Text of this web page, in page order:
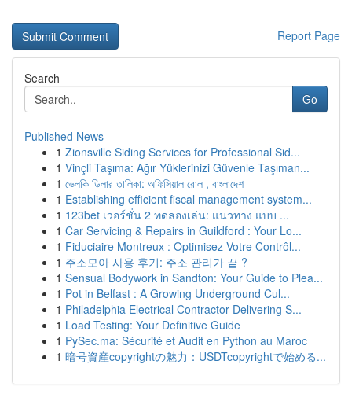
Report Page
Search
Go
Published News
1 Zionsville Siding Services for Professional Sid...
1 Vinçli Taşıma: Ağır Yüklerinizi Güvenle Taşıman...
1 ভেলকি ডিলার তালিকা: অফিসিয়াল রোল , বাংলাদেশ
1 Establishing efficient fiscal management system...
1 123bet เวอร์ชั่น 2 ทดลองเล่น: แนวทาง แบบ ...
1 Car Servicing & Repairs in Guildford : Your Lo...
1 Fiduciaire Montreux : Optimisez Votre Contrôl...
1 주소모아 사용 후기: 주소 관리가 끝 ?
1 Sensual Bodywork in Sandton: Your Guide to Plea...
1 Pot in Belfast : A Growing Underground Cul...
1 Philadelphia Electrical Contractor Delivering S...
1 Load Testing: Your Definitive Guide
1 PySec.ma: Sécurité et Audit en Python au Maroc
1 暗号資産copyrightの魅力：USDTcopyrightで始める...